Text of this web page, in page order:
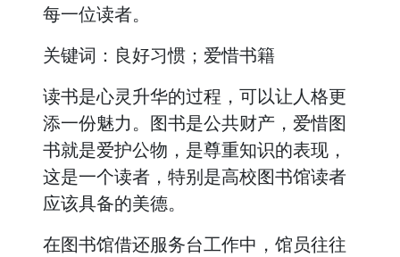
每一位读者。
关键词：良好习惯；爱惜书籍
读书是心灵升华的过程，可以让人格更
添一份魅力。图书是公共财产，爱惜图
书就是爱护公物，是尊重知识的表现，
这是一个读者，特别是高校图书馆读者
应该具备的美德。
在图书馆借还服务台工作中，馆员往往